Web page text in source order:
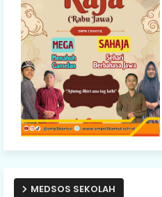
MEDSOS SEKOLAH